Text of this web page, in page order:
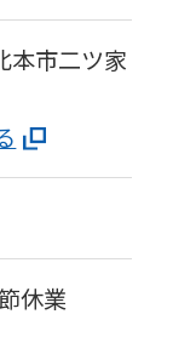
本市二ツ家
休業